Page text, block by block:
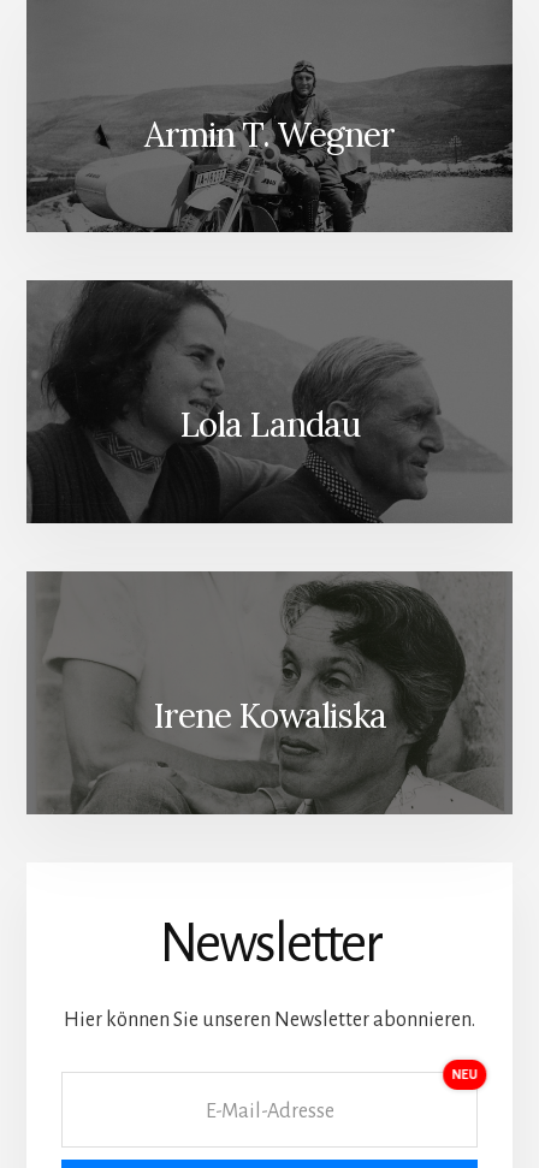
Armin T. Wegner
Lola Landau
Irene Kowaliska
Newsletter
Hier können Sie unseren Newsletter abonnieren.